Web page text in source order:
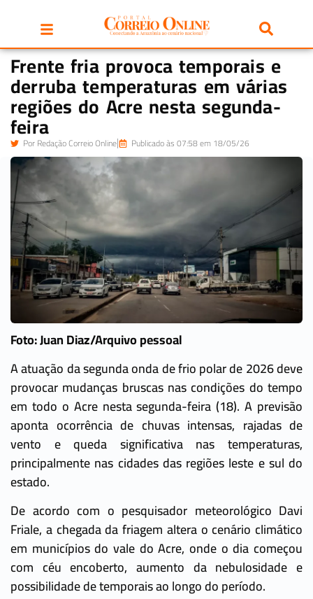
Frente fria provoca temporais e
derruba temperaturas em várias
regiões do Acre nesta segunda-
feira
PorRedação Correio Online Publicado às 07:58 em 18/05/26
Foto: Juan Diaz/Arquivo pessoal
A atuação da segunda onda de frio polar de 2026 deve
provocar mudanças bruscas nas condições do tempo
em todo o Acre nesta segunda-feira (18). A previsão
aponta ocorrência de chuvas intensas, rajadas de
vento e queda significativa nas temperaturas,
principalmente nas cidades das regiões leste e sul do
estado.
De acordo com o pesquisador meteorológico Davi
Friale, a chegada da friagem altera o cenário climático
em municípios do vale do Acre, onde o dia começou
com céu encoberto, aumento da nebulosidade e
possibilidade de temporais ao longo do período.